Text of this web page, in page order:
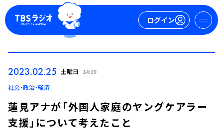
ログイン
2023.02.25 土曜日 14:29
社会・政治・経済
蓮見アナが「外国人家庭のヤングケアラー
支援」について考えたこと